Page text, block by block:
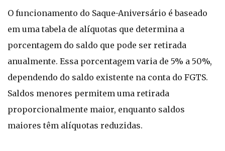
O funcionamento do Saque-Aniversário é baseado
em uma tabela de alíquotas que determina a
porcentagem do saldo que pode ser retirada
anualmente. Essa porcentagem varia de 5% a 50%,
dependendo do saldo existente na conta do FGTS.
Saldos menores permitem uma retirada
proporcionalmente maior, enquanto saldos
maiores têm alíquotas reduzidas.